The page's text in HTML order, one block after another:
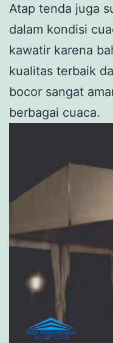
Atap tenda juga
dalam kondisi
kawatir karena
kualitas terbaik
bocor sangat
berbagai cuaca.